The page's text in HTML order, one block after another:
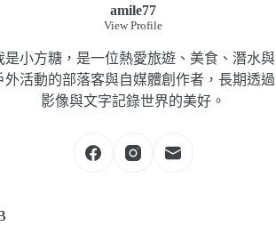
amile77
View Profile
是小方糖，是一位熱愛旅遊、美食、潛水與
外活動的部落客與自媒體創作者，長期透過
影像與文字記錄世界的美好。